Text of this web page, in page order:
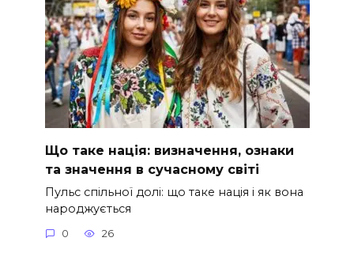
Що таке нація: визначення, ознаки
та значення в сучасному світі
Пульс спільної долі: що таке нація і як вона
народжується
0 26